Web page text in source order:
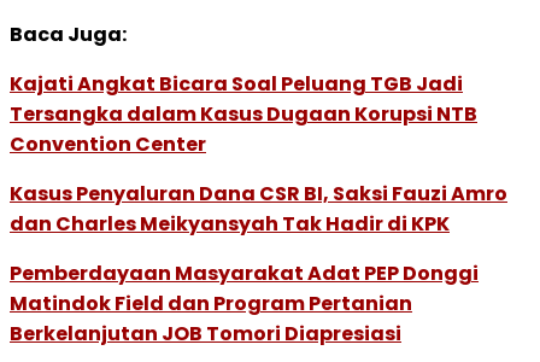
Baca Juga:
Kajati Angkat Bicara Soal Peluang TGB Jadi
Tersangka dalam Kasus Dugaan Korupsi NTB
Convention Center
Kasus Penyaluran Dana CSR BI, Saksi Fauzi Amro
dan Charles Meikyansyah Tak Hadir di KPK
Pemberdayaan Masyarakat Adat PEP Donggi
Matindok Field dan Program Pertanian
Berkelanjutan JOB Tomori Diapresiasi